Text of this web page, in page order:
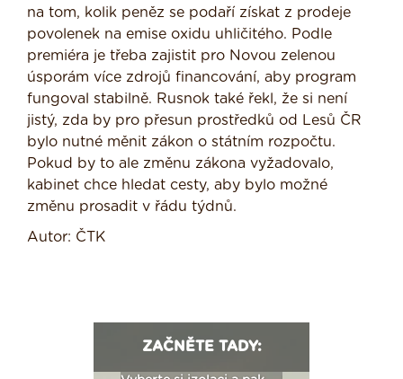
na tom, kolik peněz se podaří získat z prodeje
povolenek na emise oxidu uhličitého. Podle
premiéra je třeba zajistit pro Novou zelenou
úsporám více zdrojů financování, aby program
fungoval stabilně. Rusnok také řekl, že si není
jistý, zda by pro přesun prostředků od Lesů ČR
bylo nutné měnit zákon o státním rozpočtu.
Pokud by to ale změnu zákona vyžadovalo,
kabinet chce hledat cesty, aby bylo možné
změnu prosadit v řádu týdnů.
Autor: ČTK
ZAČNĚTE TADY: